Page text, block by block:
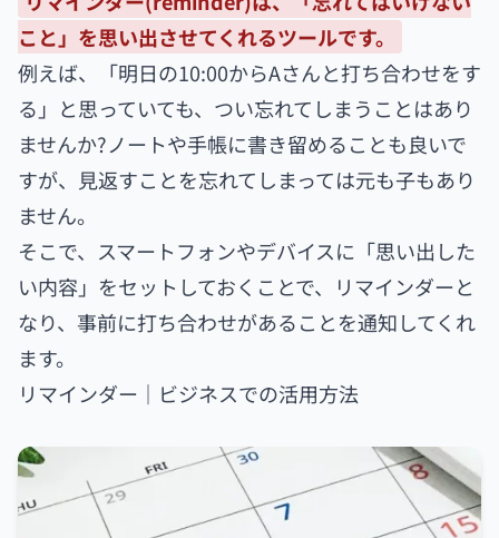
こと」を思い出させてくれるツールです。
例えば、「明日の10:00からAさんと打ち合わせをす
る」と思っていても、つい忘れてしまうことはあり
ませんか?ノートや手帳に書き留めることも良いで
すが、見返すことを忘れてしまっては元も子もあり
ません。
そこで、スマートフォンやデバイスに「思い出した
い内容」をセットしておくことで、リマインダーと
なり、事前に打ち合わせがあることを通知してくれ
ます。
リマインダー｜ビジネスでの活用方法